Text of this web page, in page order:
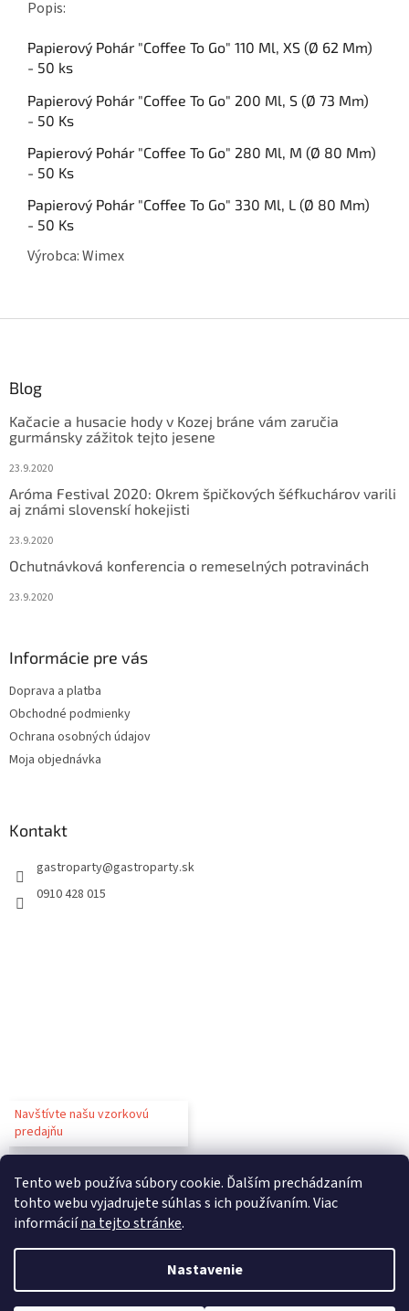
Tento web používa súbory cookie. Ďalším prechádzaním
tohto webu vyjadrujete súhlas s ich používaním. Viac
informáciína tejto stránke.
Nastavenie
Popis:
Papierový Pohár "Coffee To Go" 110 Ml, XS (Ø 62 Mm)
- 50 ks
Papierový Pohár "Coffee To Go" 200 Ml, S (Ø 73 Mm)
- 50 Ks
Papierový Pohár "Coffee To Go" 280 Ml, M (Ø 80 Mm)
- 50 Ks
Papierový Pohár "Coffee To Go" 330 Ml, L (Ø 80 Mm)
- 50 Ks
Výrobca: Wimex
Blog
Kačacie a husacie hody v Kozej bráne vám zaručia
gurmánsky zážitok tejto jesene
23.9.2020
Aróma Festival 2020: Okrem špičkových šéfkuchárov varili
aj známi slovenskí hokejisti
23.9.2020
Ochutnávková konferencia o remeselných potravinách
23.9.2020
Informácie pre vás
Doprava a platba
Obchodné podmienky
Ochrana osobných údajov
Moja objednávka
Kontakt
gastroparty@gastroparty.sk
0910 428 015
Navštívte našu vzorkovú
predajňu